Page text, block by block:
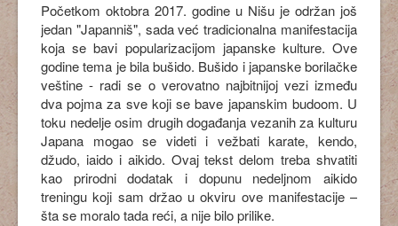
Početkom oktobra 2017. godine u Nišu je održan još
jedan "Japanniš", sada već tradicionalna manifestacija
koja se bavi popularizacijom japanske kulture. Ove
godine tema je bila bušido. Bušido i japanske borilačke
veštine - radi se o verovatno najbitnijoj vezi između
dva pojma za sve koji se bave japanskim budoom. U
toku nedelje osim drugih događanja vezanih za kulturu
Japana mogao se videti i vežbati karate, kendo,
džudo, iaido i aikido. Ovaj tekst delom treba shvatiti
kao prirodni dodatak i dopunu nedeljnom aikido
treningu koji sam držao u okviru ove manifestacije –
šta se moralo tada reći, a nije bilo prilike.